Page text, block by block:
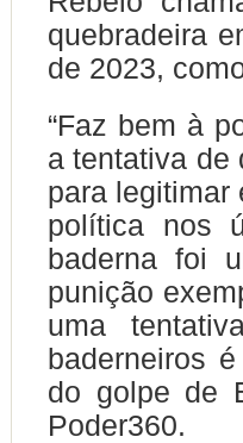
quebradeira
de 2023,
“Faz bem à
a tentativa de
para legitimar
política nos
baderna foi
punição
uma
baderneiros
do golpe de
Poder360.